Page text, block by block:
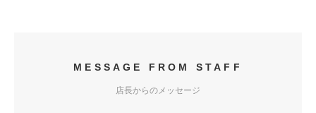
MESSAGE FROM STAFF
店長からのメッセージ